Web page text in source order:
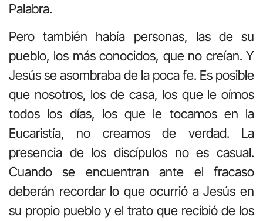
Palabra.
Pero también había personas, las de su
pueblo, los más conocidos, que no creían. Y
Jesús se asombraba de la poca fe. Es posible
que nosotros, los de casa, los que le oímos
todos los días, los que le tocamos en la
Eucaristía, no creamos de verdad. La
presencia de los discípulos no es casual.
Cuando se encuentran ante el fracaso
deberán recordar lo que ocurrió a Jesús en
su propio pueblo y el trato que recibió de los